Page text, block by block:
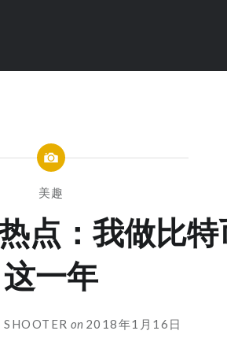
美趣
点：我做比特
这一年
SHOOTER on 2018年1月16日